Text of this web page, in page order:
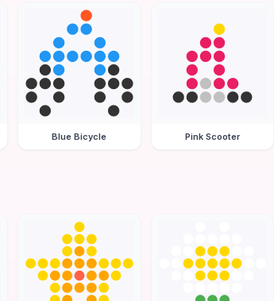
Blue Bicycle Pink Scooter